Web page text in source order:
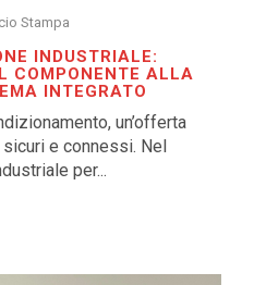
Stampa
INDUSTRIALE:
COMPONENTE ALLA
INTEGRATO
un’offerta
e connessi. Nel
per...